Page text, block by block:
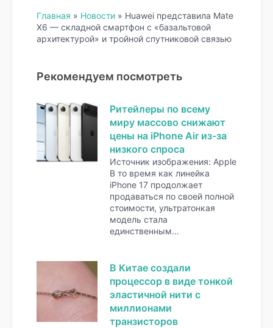
Главная » Новости » Huawei представила Mate
X6 — складной смартфон с «базальтовой
архитектурой» и тройной спутниковой связью
Рекомендуем посмотреть
Ритейлеры по всему
миру массово снижают
цены на iPhone Air из-за
низкого спроса
Источник изображения: Apple
В то время как линейка
iPhone 17 продолжает
продаваться по своей полной
стоимости, ультратонкая
модель стала
единственным…
В Китае создали
процессор в виде тонкой
эластичной нити с
миллионами
транзисторов